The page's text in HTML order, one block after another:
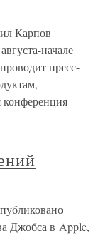
Карпов
начале
пресс-
конференция
Джобса в Apple,